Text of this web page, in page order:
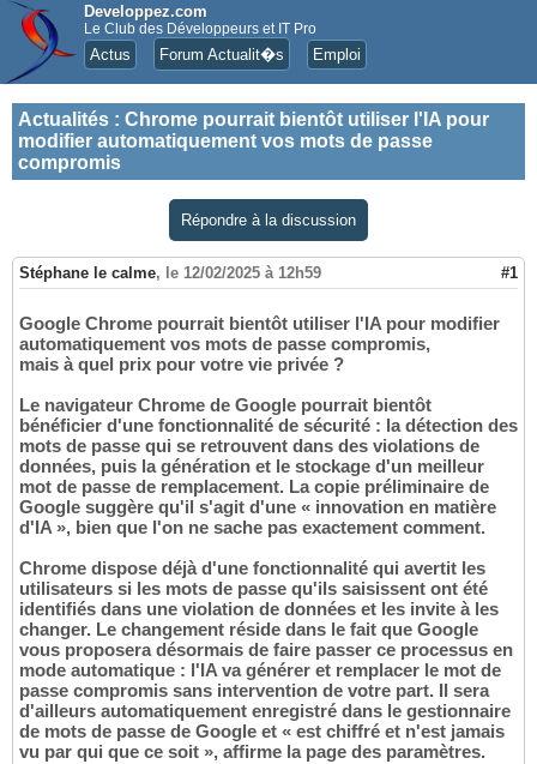
Developpez.com
Le Club des Développeurs et IT Pro
Actus Forum Actualit�s Emploi
Actualités : Chrome pourrait bientôt utiliser l'IA pour
modifier automatiquement vos mots de passe
compromis
Répondre à la discussion
Stéphane le calme, le 12/02/2025 à 12h59 #1
Google Chrome pourrait bientôt utiliser l'IA pour modifier
automatiquement vos mots de passe compromis,
mais à quel prix pour votre vie privée ?
Le navigateur Chrome de Google pourrait bientôt
bénéficier d'une fonctionnalité de sécurité : la détection des
mots de passe qui se retrouvent dans des violations de
données, puis la génération et le stockage d'un meilleur
mot de passe de remplacement. La copie préliminaire de
Google suggère qu'il s'agit d'une « innovation en matière
d'IA », bien que l'on ne sache pas exactement comment.
Chrome dispose déjà d'une fonctionnalité qui avertit les
utilisateurs si les mots de passe qu'ils saisissent ont été
identifiés dans une violation de données et les invite à les
changer. Le changement réside dans le fait que Google
vous proposera désormais de faire passer ce processus en
mode automatique : l'IA va générer et remplacer le mot de
passe compromis sans intervention de votre part. Il sera
d'ailleurs automatiquement enregistré dans le gestionnaire
de mots de passe de Google et « est chiffré et n'est jamais
vu par qui que ce soit », affirme la page des paramètres.